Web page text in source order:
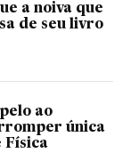
a noiva que
de seu livro
ao
única
Física